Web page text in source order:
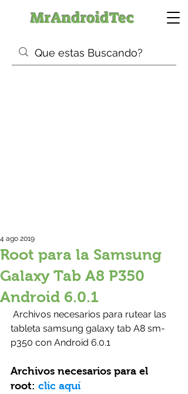
MrAndroidTec
Root para la Samsung
Galaxy Tab A8 P350
Android 6.0.1
4 ago 2019
tableta samsung galaxy tab A8 sm-
p350 con Android 6.0.1
Archivos necesarios para el
root: clic aquí